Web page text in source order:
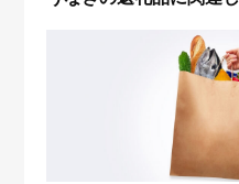
な重 たれ だし 山椒
円 料